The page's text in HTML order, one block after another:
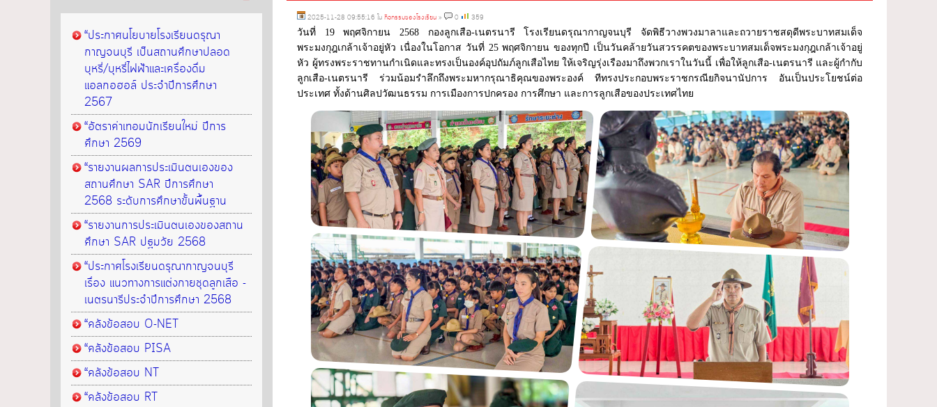
“ประกาศนโยบายโรงเรียนดรุณา
กาญจนบุรี เป็นสถานศึกษาปลอด
บุหรี่/บุหรี่ไฟฟ้าและเครื่องดื่ม
แอลกอฮอล์ ประจำปีการศึกษา
2567
“อัตราค่าเทอมนักเรียนใหม่ ปีการ
ศึกษา 2569
“รายงานผลการประเมินตนเองของ
สถานศึกษา SAR ปีการศึกษา
2568 ระดับการศึกษาขั้นพื้นฐาน
“รายงานการประเมินตนเองของสถาน
ศึกษา SAR ปฐมวัย 2568
“ประกาศโรงเรียนดรุณากาญจนบุรี
เรื่อง แนวทางการแต่งกายชุดลูกเสือ -
เนตรนารีประจำปีการศึกษา 2568
“คลังข้อสอบ O-NET
“คลังข้อสอบ PISA
“คลังข้อสอบ NT
“คลังข้อสอบ RT
2025-11-28 09:55:16 ใน กิจกรรมของโรงเรียน » 0 359
วันที่ 19 พฤศจิกายน 2568 กองลูกเสือ-เนตรนารี โรงเรียนดรุณากาญจนบุรี จัดพิธีวางพวงมาลาและถวายราชสดุดีพระบาทสมเด็จ
พระมงกุฎเกล้าเจ้าอยู่หัว เนื่องในโอกาส วันที่ 25 พฤศจิกายน ของทุกปี เป็นวันคล้ายวันสวรรคตของพระบาทสมเด็จพระมงกุฎเกล้าเจ้าอยู่
หัว ผู้ทรงพระราชทานกำเนิดและทรงเป็นองค์อุปถัมภ์ลูกเสือไทย ให้เจริญรุ่งเรืองมาถึงพวกเราในวันนี้ เพื่อให้ลูกเสือ-เนตรนารี และผู้กำกับ
ลูกเสือ-เนตรนารี ร่วมน้อมรำลึกถึงพระมหากรุณาธิคุณของพระองค์ ทีทรงประกอบพระราชกรณียกิจนานัปการ อันเป็นประโยชน์ต่อ
ประเทศ ทั้งด้านศิลปวัฒนธรรม การเมืองการปกครอง การศึกษา และการลูกเสือของประเทศไทย